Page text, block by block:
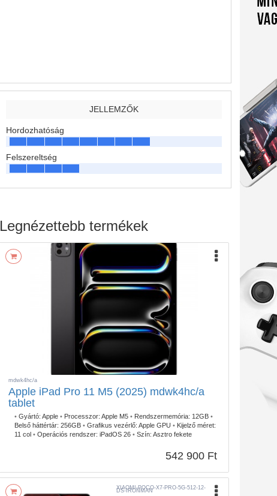
JELLEMZŐK
Hordozhatóság
Felszereltség
Legnézettebb termékek
mdwk4hc/a
Apple iPad Pro 11 M5 (2025) mdwk4hc/a
tablet
• Gyártó: Apple • Processzor: Apple M5 • Rendszermemória: 12GB •
Belső háttértár: 256GB • Grafikus vezérlő: Apple GPU • Kijelző méret:
11 col • Operációs rendszer: iPadOS 26 • Szín: Asztro fekete
542 900 Ft
XIAOMI-POCO-X7-PRO-5G-512-12-
DS-IRONMAN